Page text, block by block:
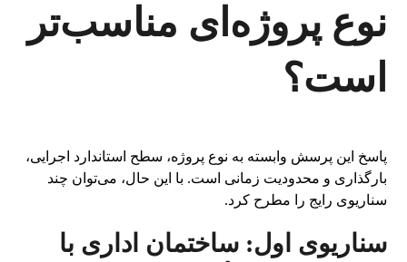
نوع پروژه‌ای مناسب‌تر
است؟
پاسخ این پرسش وابسته به نوع پروژه، سطح استاندارد اجرایی،
بارگذاری و محدودیت زمانی است. با این حال، می‌توان چند
سناریوی رایج را مطرح کرد.
سناریوی اول: ساختمان اداری با